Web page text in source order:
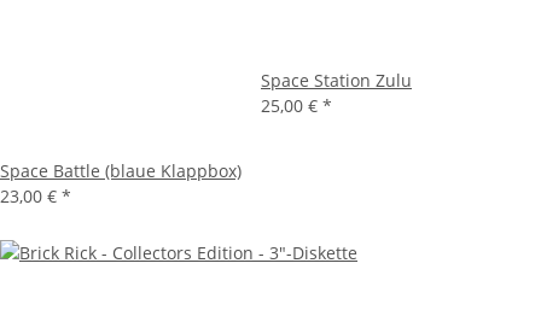
Space Battle (blaue Klappbox)
23,00 € *
Space Station Zulu
25,00 € *